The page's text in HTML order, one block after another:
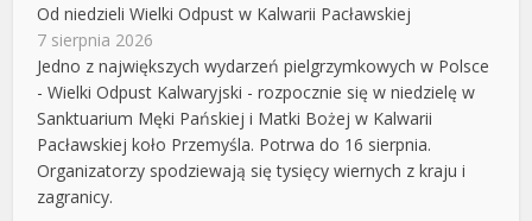
Od niedzieli Wielki Odpust w Kalwarii Pacławskiej
7 sierpnia 2026
Jedno z największych wydarzeń pielgrzymkowych w Polsce
- Wielki Odpust Kalwaryjski - rozpocznie się w niedzielę w
Sanktuarium Męki Pańskiej i Matki Bożej w Kalwarii
Pacławskiej koło Przemyśla. Potrwa do 16 sierpnia.
Organizatorzy spodziewają się tysięcy wiernych z kraju i
zagranicy.